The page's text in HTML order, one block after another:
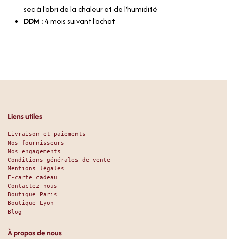
sec à l'abri de la chaleur et de l'humidité
DDM :4 mois suivant l'achat
Liens utiles
Livraison et paiements
Nos fournisseurs
Nos engagements
Conditions générales de vente
Mentions légales
E-carte cadeau
Contactez-nous
Boutique Paris
Boutique Lyon
Blog
À propos de nous